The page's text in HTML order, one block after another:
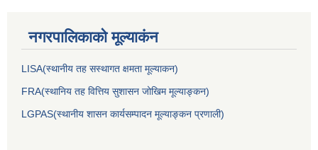
नगरपालिकाकाे मूल्याकंन
LISA(स्थानीय तह सस्थागत क्षमता मूल्याक‌न)
FRA(स्थानिय तह वित्तिय सुशासन जोखिम मूल्याङ्कन)
LGPAS(स्थानीय शासन कार्यसम्पादन मूल्याङ्कन प्रणाली)